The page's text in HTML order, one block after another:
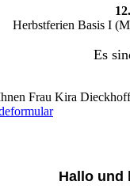
Herbstferien Basis I
Es
Frau Kira
Hallo und